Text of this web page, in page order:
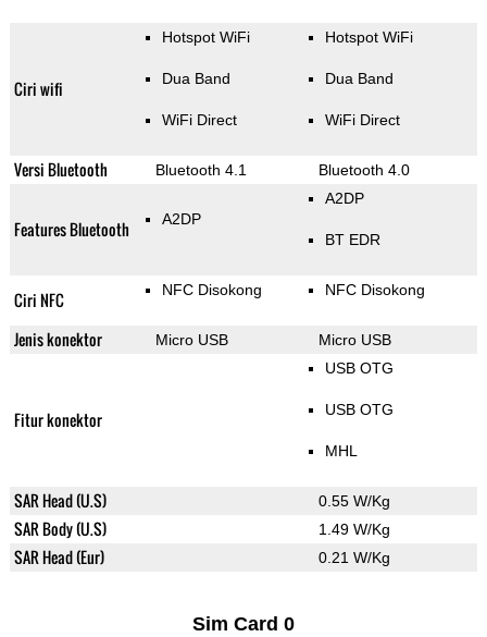
Ciri wifi
Hotspot WiFi
Dua Band
WiFi Direct
Hotspot WiFi
Dua Band
WiFi Direct
Versi Bluetooth Bluetooth 4.1 Bluetooth 4.0
Features Bluetooth A2DP
A2DP
BT EDR
Ciri NFC NFC Disokong NFC Disokong
Jenis konektor Micro USB Micro USB
Fitur konektor
USB OTG
USB OTG
MHL
SAR Head (U.S) 0.55 W/Kg
SAR Body (U.S) 1.49 W/Kg
SAR Head (Eur) 0.21 W/Kg
Sim Card 0